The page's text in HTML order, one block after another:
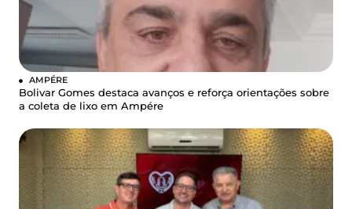
AMPÉRE
Bolivar Gomes destaca avanços e reforça orientações sobre
a coleta de lixo em Ampére